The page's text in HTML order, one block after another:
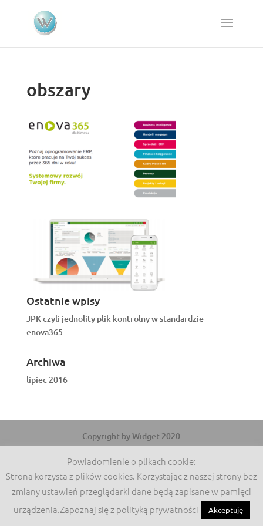
obszary
Ostatnie wpisy
JPK czyli jednolity plik kontrolny w standardzie
enova365
Archiwa
lipiec 2016
Copyright by Widget 2020
Powiadomienie o plikach cookie:
Strona korzysta z plików cookies. Korzystając z naszej strony bez
zmiany ustawień przeglądarki dane będą zapisane w pamięci
urządzenia.Zapoznaj się z polityką prywatności
Akceptuję